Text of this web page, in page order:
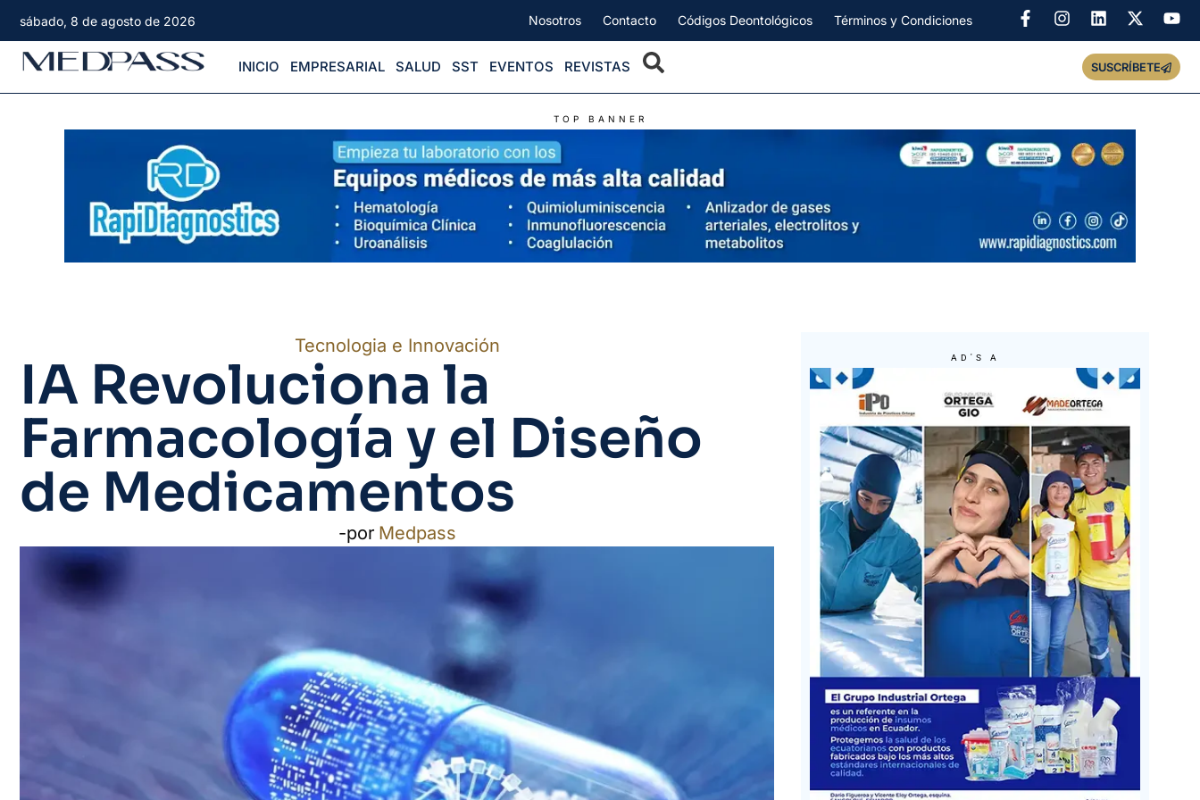
sábado, 8 de agosto de 2026 Nosotros Contacto Códigos Deontológicos Términos y Condiciones
INICIO EMPRESARIAL SALUD SST EVENTOS REVISTAS SUSCRÍBETE
TOP BANNER
Tecnologia e Innovación
IA Revoluciona la
Farmacología y el Diseño
de Medicamentos
-por Medpass
AD'S A